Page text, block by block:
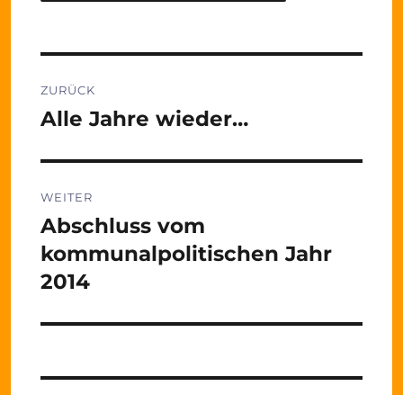
ZURÜCK
Vorheriger
Alle Jahre wieder…
WEITER
Nächster
Beitrag:
Abschluss vom
kommunalpolitischen Jahr
2014